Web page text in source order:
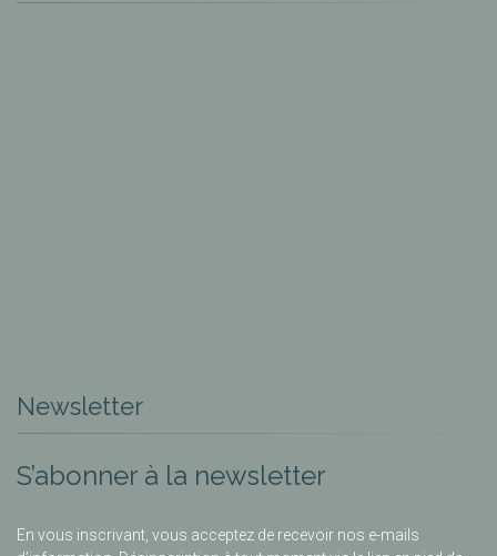
Newsletter
S’abonner à la newsletter
En vous inscrivant, vous acceptez de recevoir nos e-mails